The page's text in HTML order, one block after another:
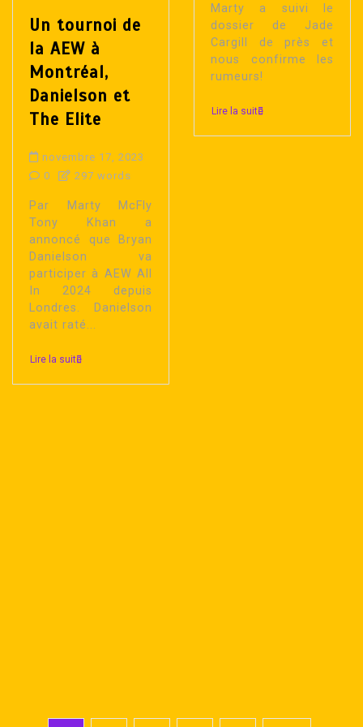
Un tournoi de
la AEW à
Montréal,
Danielson et
The Elite
novembre 17, 2023
0
297 words
Par Marty McFly
Tony Khan a
annoncé que Bryan
Danielson va
participer à AEW All
In 2024 depuis
Londres. Danielson
avait raté...
Lire la suite
Marty a suivi le
dossier de Jade
Cargill de près et
nous confirme les
rumeurs!
Lire la suite